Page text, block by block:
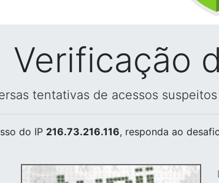
Verificação
tentativas de acessos
do IP 216.73.216.116, responda ao